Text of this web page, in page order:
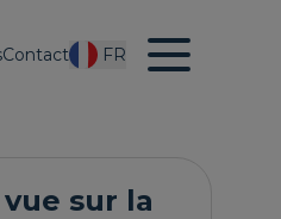
Contact FR
sur la